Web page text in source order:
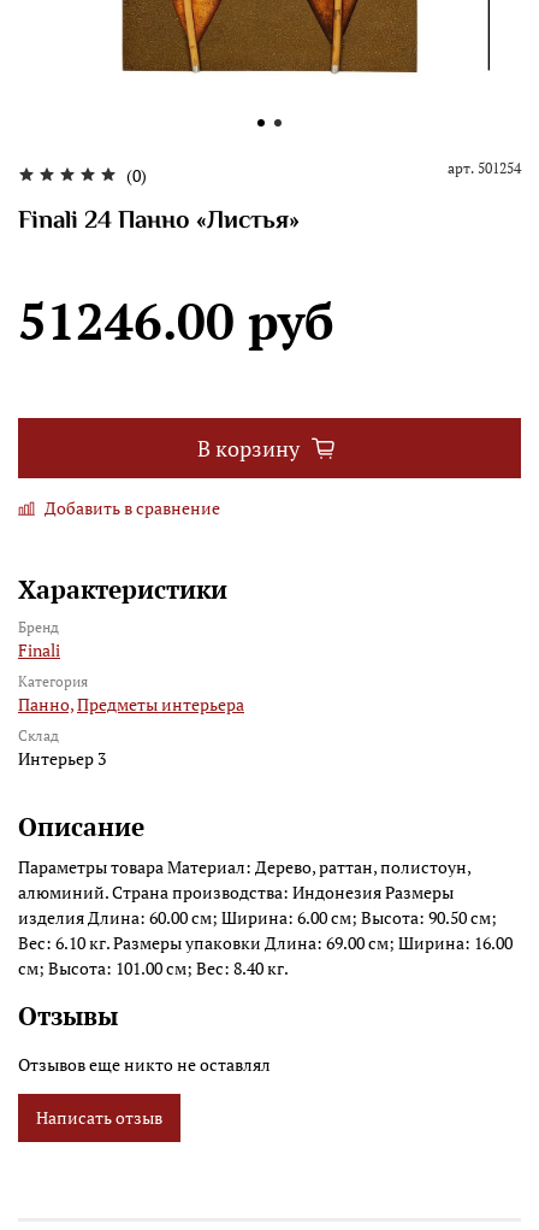
(0) арт. 501254
Finali 24 Панно «Листья»
51246.00 руб
В корзину
Добавить в сравнение
Характеристики
Бренд
Finali
Категория
Панно,Предметы интерьера
Склад
Интерьер 3
Описание
Параметры товара Материал: Дерево, раттан, полистоун,
алюминий. Страна производства: Индонезия Размеры
изделия Длина: 60.00 см; Ширина: 6.00 см; Высота: 90.50 см;
Вес: 6.10 кг. Размеры упаковки Длина: 69.00 см; Ширина: 16.00
см; Высота: 101.00 см; Вес: 8.40 кг.
Отзывы
Отзывов еще никто не оставлял
Написать отзыв